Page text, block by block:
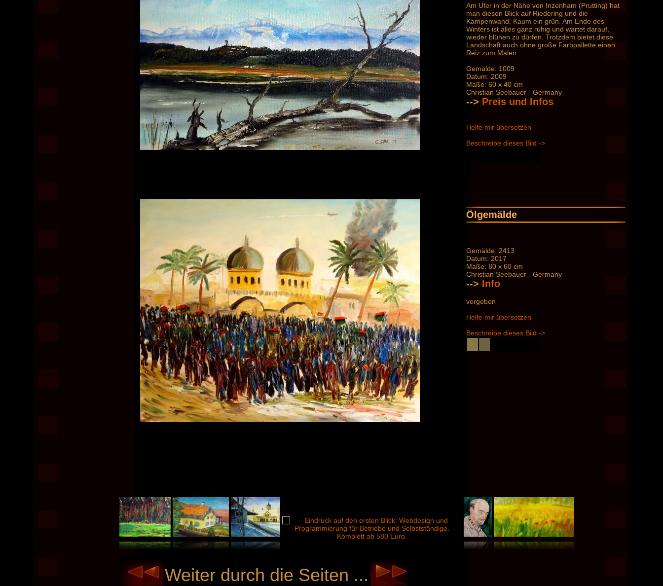
Am Ufer in der Nähe von Inzenham (Prutting) hat
man diesen Blick auf Riedering und die
Kampenwand. Kaum ein grün. Am Ende des
Winters ist alles ganz ruhig und wartet darauf,
wieder blühen zu dürfen. Trotzdem bietet diese
Landschaft auch ohne große Farbpallette einen
Reiz zum Malen.
Gemälde: 1009
Datum: 2009
Maße: 60 x 40 cm
Christian Seebauer - Germany
--> Preis und Infos
Helfe mir übersetzen
Beschreibe dieses Bild ->
Ölgemälde
Gemälde: 2413
Datum: 2017
Maße: 80 x 60 cm
Christian Seebauer - Germany
--> Info
vergeben
Helfe mir übersetzen
Beschreibe dieses Bild ->
Weiter durch die Seiten ...